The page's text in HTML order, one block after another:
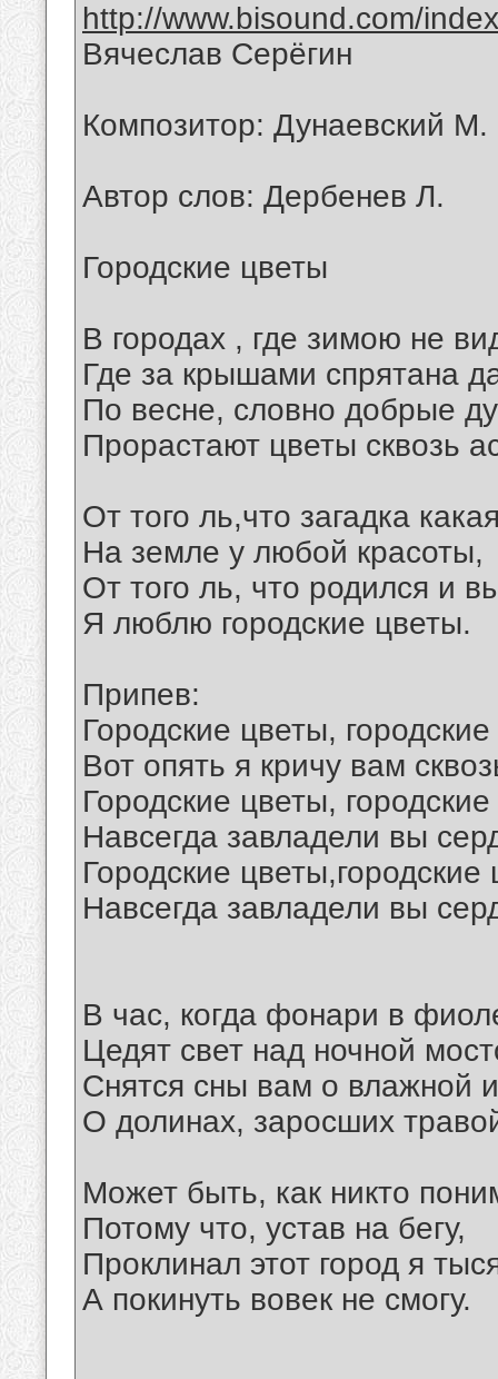
http://www.bisound.com/
Вячеслав Серёгин
Композитор: Дунаевский М.
Автор слов: Дербенев Л.
Городские цветы
В городах , где зимою не
Где за крышами спрятана
По весне, словно добрые
Прорастают цветы сквозь
От того ль,что загадка
На земле у любой красоты,
От того ль, что родился и
Я люблю городские цветы.
Припев:
Городские цветы,
Вот опять я кричу вам
Городские цветы,
Навсегда завладели вы
Городские цветы,городские
Навсегда завладели вы
В час, когда фонари в
Цедят свет над ночной
Снятся сны вам о влажной
О долинах, заросших
Может быть, как никто
Потому что, устав на бегу,
Проклинал этот город я
А покинуть вовек не смогу.